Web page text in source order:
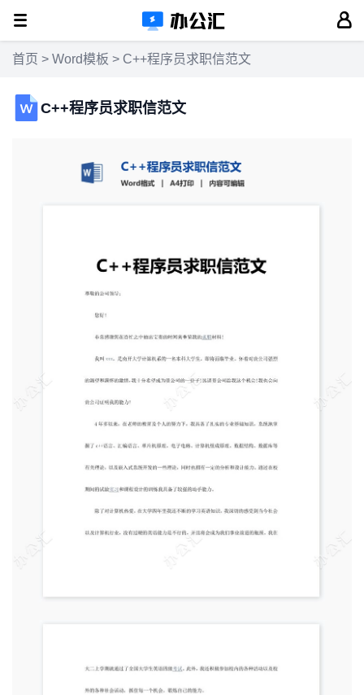
首页 > Word模板 > C++程序员求职信范文
C++程序员求职信范文